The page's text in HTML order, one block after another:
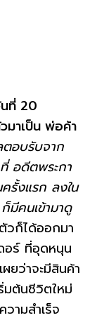
ที่ 20
มาเป็น พ่อค้า
อบรับจาก
อดีตพระกา
รั้งแรก ลงใน
มีคนเข้ามาดู
วก็ได้ออกมา
ร์ ที่อุดหนุน
ยว่าจะมีสินค้า
มต้นชีวิตใหม่
ามสำเร็จ